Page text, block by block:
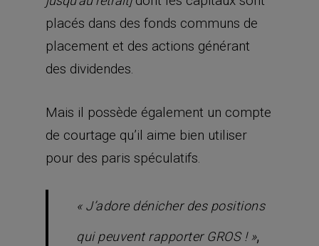
placés dans des fonds communs de
placement et des actions générant
des dividendes.
Mais il possède également un compte
de courtage qu’il aime bien utiliser
pour des paris spéculatifs.
« J’adore dénicher des positions
qui peuvent rapporter GROS ! »,